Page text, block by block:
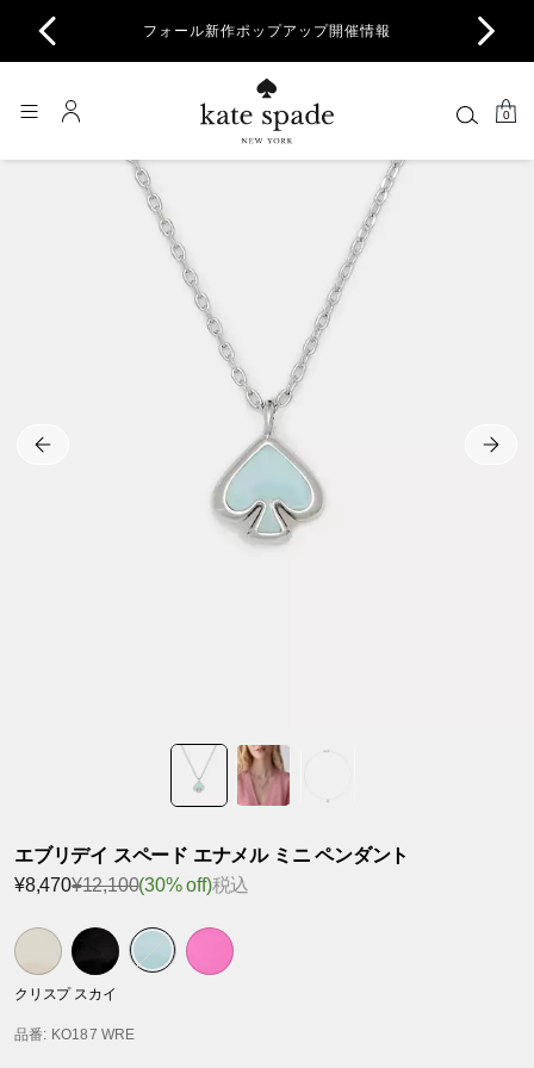
フォール新作ポップアップ開催情報
0
エブリデイ スペード エナメル ミニ ペンダント
¥8,470¥12,100(30% off)税込
クリスプ スカイ
品番: KO187 WRE